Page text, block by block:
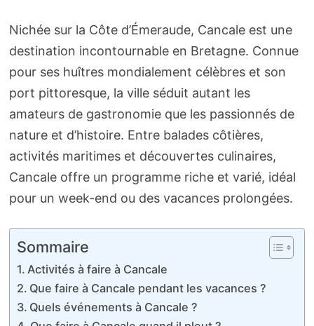
Nichée sur la Côte d’Émeraude, Cancale est une
destination incontournable en Bretagne. Connue
pour ses huîtres mondialement célèbres et son
port pittoresque, la ville séduit autant les
amateurs de gastronomie que les passionnés de
nature et d’histoire. Entre balades côtières,
activités maritimes et découvertes culinaires,
Cancale offre un programme riche et varié, idéal
pour un week-end ou des vacances prolongées.
Sommaire
Activités à faire à Cancale
Que faire à Cancale pendant les vacances ?
Quels événements à Cancale ?